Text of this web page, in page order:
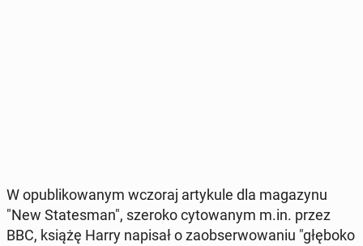
W opu­bli­ko­wa­nym wczoraj ar­ty­ku­le dla ma­ga­zy­nu
"New Sta­te­sman", szeroko cy­to­wa­nym m.in. przez
BBC, książę Harry napisał o za­ob­ser­wo­wa­niu "głęboko